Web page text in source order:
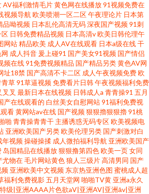
AV福利激情毛片黄色网在线播放91视频免费在
视频导航 欧美喷潮一区二区午夜理论片 日本第
品呦视频 日本乱伦高清无码深夜国产视频91刺
区 日韩免费精品视频 日本高清v欧美日韩伦理午
网站精品欧美 成人AV在线观看 日本a级在线干
成人抖音 爰上碰91 国产美女91视频 国产情侣
频在线91免费视频精品 国产精品另类黄色AV网
址18禁 国产高清不卡二区 成人午夜视频免费欧
青草91草逼视频免费看片日韩午夜视频福利免费
叉叉 最新日本在线视频 日韩成人a 青青操91 五月
产在线观看的 白丝美女自慰网站91福利免费视
看黄网站av在线 国产视频狠狠擼狠狠擼91桃
啪 青青操青青干 主播诱惑无码专区欧美视频电
亚洲欧美国产另类欧美伦理另类 国产刺激对白
年视频操碰操揉 成人微拍福利导航 亚洲欧美国产
岛国精品在线播放狠狠撸第四色欧美一页女同
尤物在毛片网站黄色狼人三级片高清男同 国产
频 亚洲欧美中文视频 东京热亚洲色图 蜜桃成人超
福利免费视影五月天堂网 啪啪TV黄 亚洲a永久
级|亚洲AAAA片色欲aV|亚洲AV|亚洲āv|亚洲